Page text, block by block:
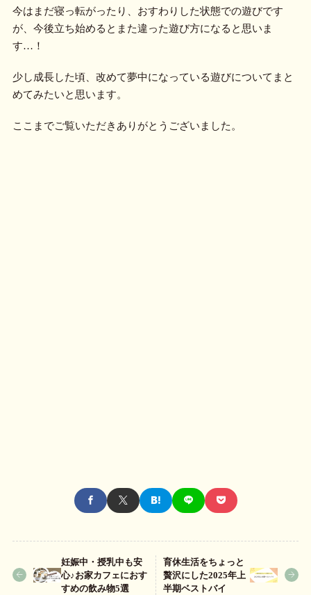
今はまだ寝っ転がったり、おすわりした状態での遊びです
が、今後立ち始めるとまた違った遊び方になると思いま
す…！
少し成長した頃、改めて夢中になっている遊びについてまと
めてみたいと思います。
ここまでご覧いただきありがとうございました。
妊娠中・授乳中も安
心♪お家カフェにおす
すめの飲み物5選
育休生活をちょっと
贅沢にした2025年上
半期ベストバイ